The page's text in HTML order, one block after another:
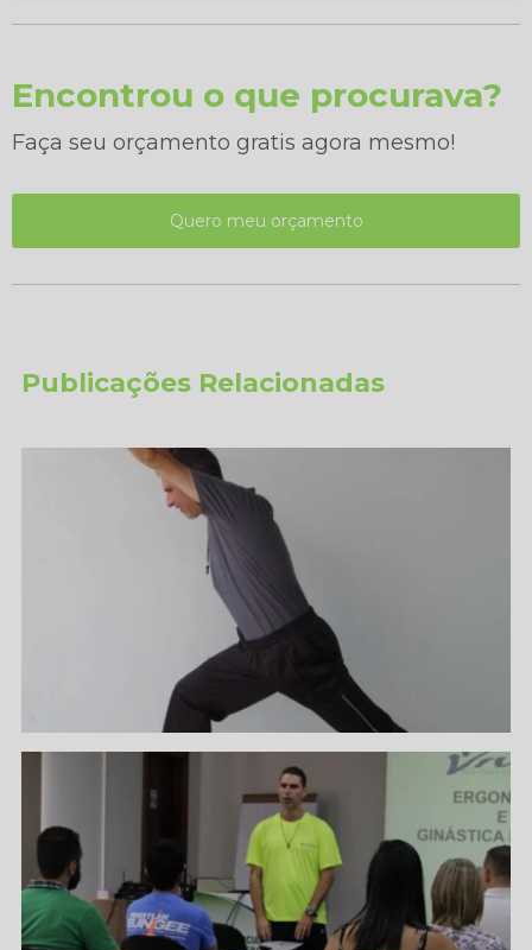
Encontrou o que procurava?
Faça seu orçamento gratis agora mesmo!
Quero meu orçamento
Publicações Relacionadas